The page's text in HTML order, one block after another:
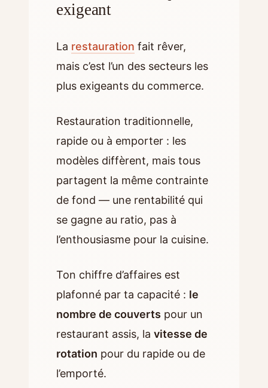
exigeant
La restauration fait rêver,
mais c’est l’un des secteurs les
plus exigeants du commerce.
Restauration traditionnelle,
rapide ou à emporter : les
modèles diffèrent, mais tous
partagent la même contrainte
de fond — une rentabilité qui
se gagne au ratio, pas à
l’enthousiasme pour la cuisine.
Ton chiffre d’affaires est
plafonné par ta capacité : le
nombre de couverts pour un
restaurant assis, la vitesse de
rotation pour du rapide ou de
l’emporté.